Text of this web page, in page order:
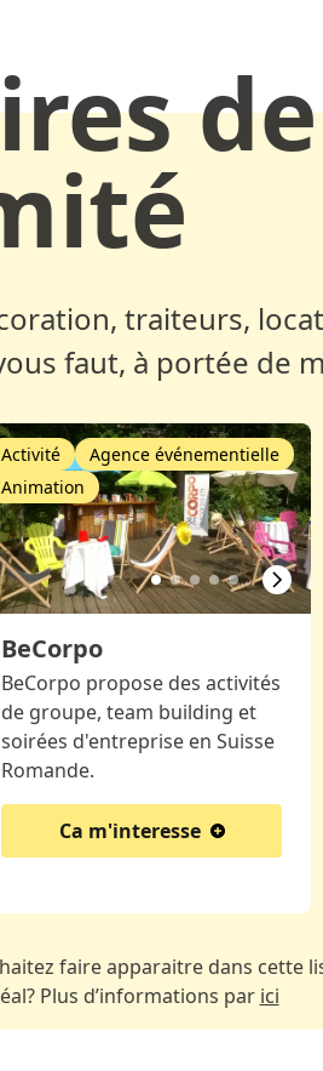
de
traiteurs,
faut, à portée de
BeCorpo
Activité
Agence événementielle
Animation
BeCorpo propose des activités
de groupe, team building et
soirées d'entreprise en Suisse
Romande.
Ca m'interesse
faire apparaitre dans cette
Plus d’informations par ici